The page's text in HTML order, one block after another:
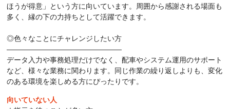
ほうが得意」という方に向いています。周囲から感謝される場面も
多く、縁の下の力持ちとして活躍できます。
◎色々なことにチャレンジしたい方
――――――――――――――――
データ入力や事務処理だけでなく、配車やシステム運用のサポート
など、様々な業務に関わります。同じ作業の繰り返しよりも、変化
のある環境を楽しめる方にぴったりです。
向いていない人